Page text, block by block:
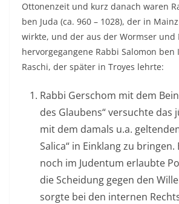
Ottonenzeit und kurz danach waren
ben Juda (ca. 960 – 1028), der in
wirkte, und der aus der Wormser und
hervorgegangene Rabbi Salomon ben
Raschi, der später in Troyes lehrte:
Rabbi Gerschom mit dem
des Glaubens“ versuchte das
mit dem damals u.a.
Salica“ in Einklang zu
noch im Judentum erlaubte
die Scheidung gegen den
sorgte bei den internen